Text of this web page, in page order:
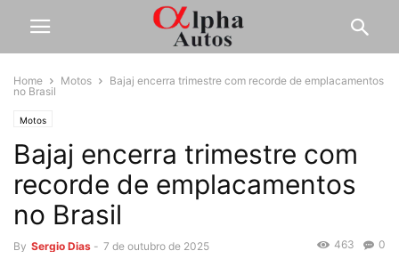
Home Motos
Bajaj encerra trimestre com recorde de emplacamentos
no Brasil
Motos
Bajaj encerra trimestre com
recorde de emplacamentos
no Brasil
By Sergio Dias - 7 de outubro de 2025 0
463